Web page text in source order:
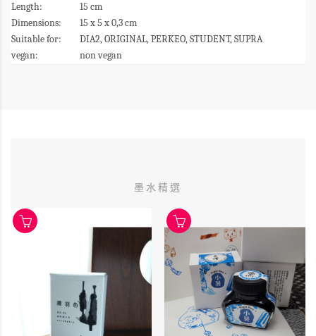
Length:
15 cm
Dimensions:
15 x 5 x 0,3 cm
Suitable for:
DIA2, ORIGINAL, PERKEO, STUDENT, SUPRA
vegan:
non vegan
墨水精選